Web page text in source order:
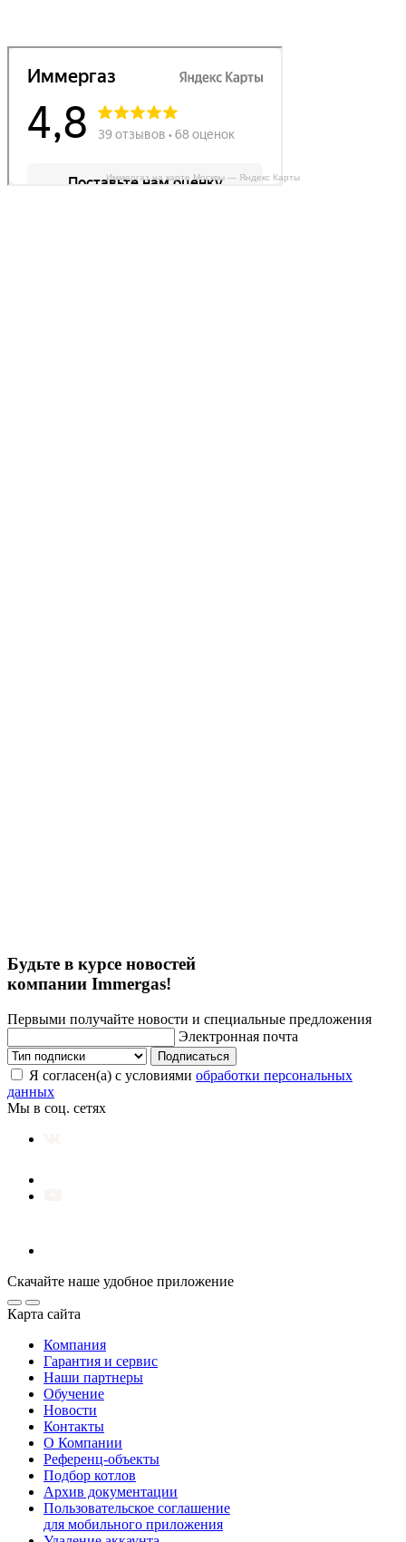
Иммергаз на карте Москвы — Яндекс Карты
Будьте в курсе новостей
компании Immergas!
Первыми получайте новости и специальные предложения
Электронная почта
Подписаться
Я согласен(а) с условиями обработки персональных
данных
Мы в соц. сетях
Скачайте наше удобное приложение
Карта сайта
Компания
Гарантия и сервис
Наши партнеры
Обучение
Новости
Контакты
О Компании
Референц-объекты
Подбор котлов
Архив документации
Пользовательское соглашение
для мобильного приложения